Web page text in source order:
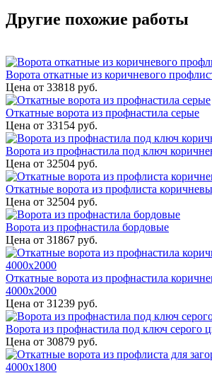
Другие похожие работы
Ворота откатные из коричневого
Цена от 33818 руб.
Откатные ворота из профнастила серые
Цена от 33154 руб.
Ворота из профнастила под ключ
Цена от 32504 руб.
Откатные ворота из профлиста
Цена от 32504 руб.
Ворота из профнастила бордовые
Цена от 31867 руб.
Откатные ворота из профнастила
4000x2000
Цена от 31239 руб.
Ворота из профнастила под ключ серого
Цена от 30879 руб.